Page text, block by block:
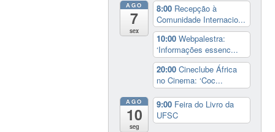
AGO
7
sex
8:00 Recepção à
Comunidade Internacio...
10:00Webpalestra:
‘Informações essenc...
20:00Cineclube África
no Cinema: ‘Coc...
AGO
10
seg
9:00 Feira do Livro da
UFSC